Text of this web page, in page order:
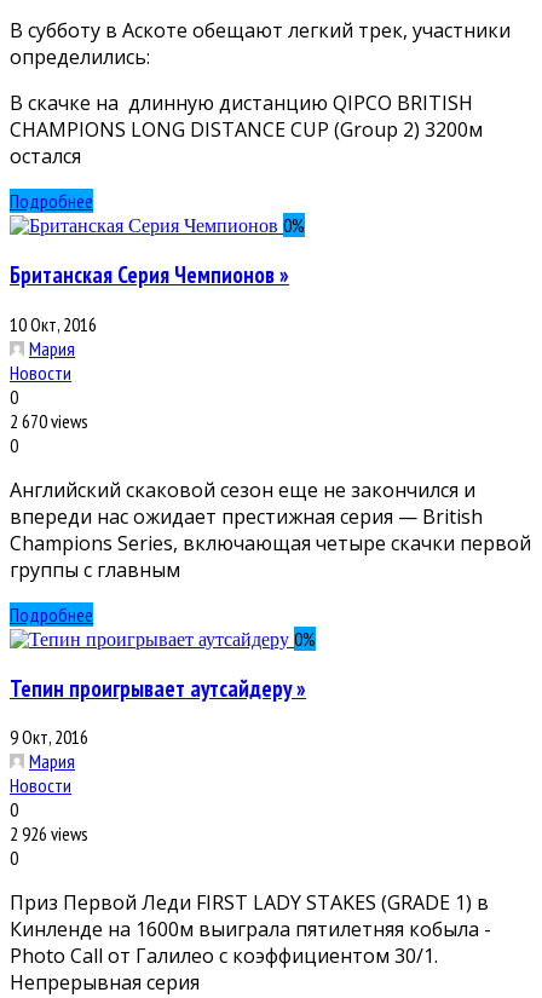
В субботу в Аскоте обещают легкий трек, участники
определились:
В скачке на длинную дистанцию QIPCO BRITISH
CHAMPIONS LONG DISTANCE CUP (Group 2) 3200м
остался
Подробнее
0%
Британская Серия Чемпионов »
10 Окт, 2016
Мария
Новости
0
2 670 views
0
Английский скаковой сезон еще не закончился и
впереди нас ожидает престижная серия — British
Champions Series, включающая четыре скачки первой
группы с главным
Подробнее
0%
Тепин проигрывает аутсайдеру »
9 Окт, 2016
Мария
Новости
0
2 926 views
0
Приз Первой Леди FIRST LADY STAKES (GRADE 1) в
Кинленде на 1600м выиграла пятилетняя кобыла -
Photo Call от Галилео с коэффициентом 30/1.
Непрерывная серия